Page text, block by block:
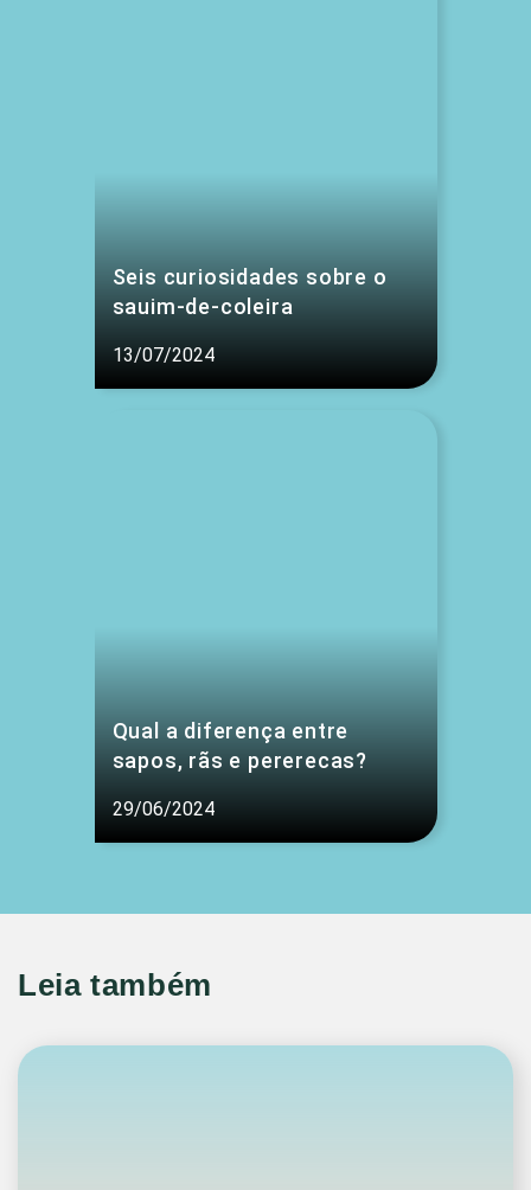
Seis curiosidades sobre o
sauim-de-coleira
13/07/2024
Qual a diferença entre
sapos, rãs e pererecas?
29/06/2024
Leia também